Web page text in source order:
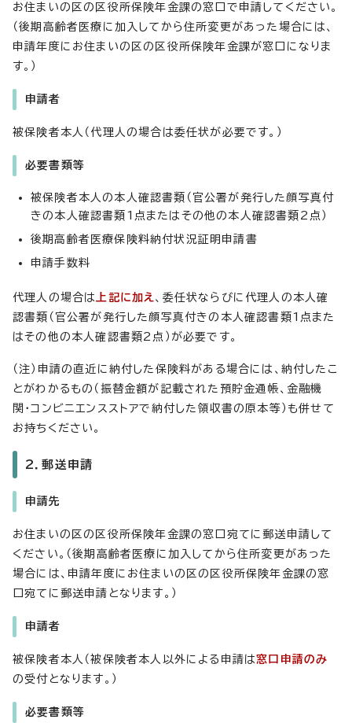
お住まいの区の区役所保険年金課の窓口で申請してください。
（後期高齢者医療に加入してから住所変更があった場合には、
申請年度にお住まいの区の区役所保険年金課が窓口になりま
す。）
申請者
被保険者本人（代理人の場合は委任状が必要です。）
必要書類等
被保険者本人の本人確認書類（官公署が発行した顔写真付
きの本人確認書類1点またはその他の本人確認書類2点）
後期高齢者医療保険料納付状況証明申請書
申請手数料
代理人の場合は 上記に加え 、委任状ならびに代理人の本人確
認書類（官公署が発行した顔写真付きの本人確認書類1点また
はその他の本人確認書類2点）が必要です。
（注）申請の直近に納付した保険料がある場合には、納付したこ
とがわかるもの（振替金額が記載された預貯金通帳、金融機
関・コンビニエンスストアで納付した領収書の原本等）も併せて
お持ちください。
2．郵送申請
申請先
お住まいの区の区役所保険年金課の窓口宛てに郵送申請して
ください。（後期高齢者医療に加入してから住所変更があった
場合には、申請年度にお住まいの区の区役所保険年金課の窓
口宛てに郵送申請となります。）
申請者
被保険者本人（被保険者本人以外による申請は窓口申請のみ
の受付となります。）
必要書類等